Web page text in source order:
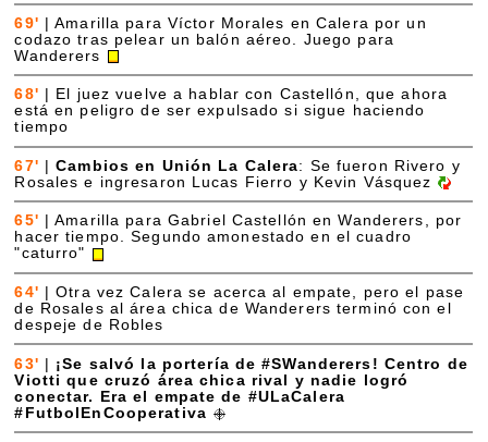
69' |Amarilla para Víctor Morales en Calera por un
codazo tras pelear un balón aéreo. Juego para
Wanderers
68'
El juez vuelve a hablar con Castellón, que ahora
está en peligro de ser expulsado si sigue haciendo
tiempo
67' |Cambios en Unión La Calera: Se fueron Rivero y
Rosales e ingresaron Lucas Fierro y Kevin Vásquez
65' |Amarilla para Gabriel Castellón en Wanderers, por
hacer tiempo. Segundo amonestado en el cuadro
"caturro"
64' |Otra vez Calera se acerca al empate, pero el pase
de Rosales al área chica de Wanderers terminó con el
despeje de Robles
63' | ¡Se salvó la portería de #SWanderers! Centro de
Viotti que cruzó área chica rival y nadie logró
conectar. Era el empate de #ULaCalera
#FutbolEnCooperativa